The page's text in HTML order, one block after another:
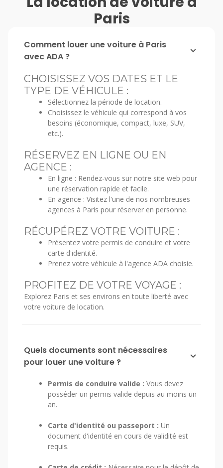
Paris
Comment louer une voiture à Paris
avec ADA ?
CHOISISSEZ VOS DATES ET LE
TYPE DE VÉHICULE :
Sélectionnez la période de location.
Choisissez le véhicule qui correspond à vos
besoins (économique, compact, luxe, SUV,
etc.).
RÉSERVEZ EN LIGNE OU EN
AGENCE :
En ligne : Rendez-vous sur notre site web pour
une réservation rapide et facile.
En agence : Visitez l'une de nos nombreuses
agences à Paris pour réserver en personne.
RÉCUPÉREZ VOTRE VOITURE :
Présentez votre permis de conduire et votre
carte d'identité.
Prenez votre véhicule à l'agence ADA choisie.
PROFITEZ DE VOTRE VOYAGE :
Explorez Paris et ses environs en toute liberté avec
votre voiture de location.
Quels documents sont nécessaires
pour louer une voiture ?
Permis de conduire valide : Vous devez
posséder un permis valide depuis au moins un
an.
Carte d'identité ou passeport : Un
document d'identité en cours de validité est
requis.